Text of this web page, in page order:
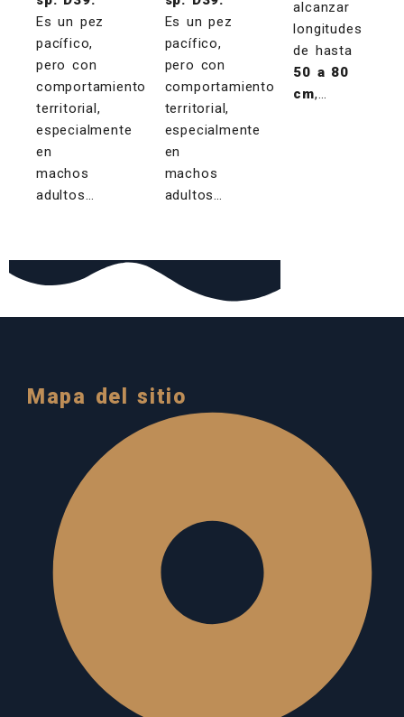
Es un pez
pacífico,
pero con
comportamiento
territorial,
especialmente
en
machos
adultos…
Es un pez
pacífico,
pero con
comportamiento
territorial,
especialmente
en
machos
adultos…
alcanzar
longitudes
de hasta
50 a 80
cm,…
Mapa del sitio